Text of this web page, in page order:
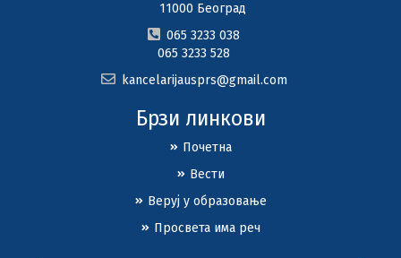
11000 Београд
065 3233 038
065 3233 528
kancelarijausprs@gmail.com
Брзи линкови
Почетна
Вести
Веруј у образовање
Просвета има реч